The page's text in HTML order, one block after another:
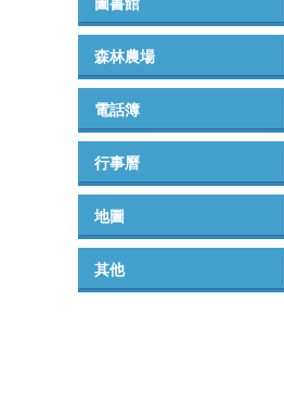
森林農場
電話簿
行事曆
地圖
其他